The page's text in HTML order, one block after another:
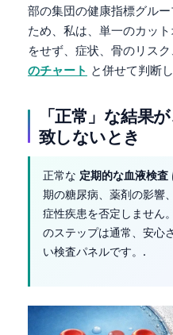
部の集団の健康指標グル
ため、私は、単一のカッ
をせず、症状、骨のリス
のチャート と併せて判断
「正常」な結果
致しないとき
正常な 定期的な血液検査
期の糖尿病、薬剤の影響
症性疾患を否定しません
のステップは通常、安心
い検査パネルです。.